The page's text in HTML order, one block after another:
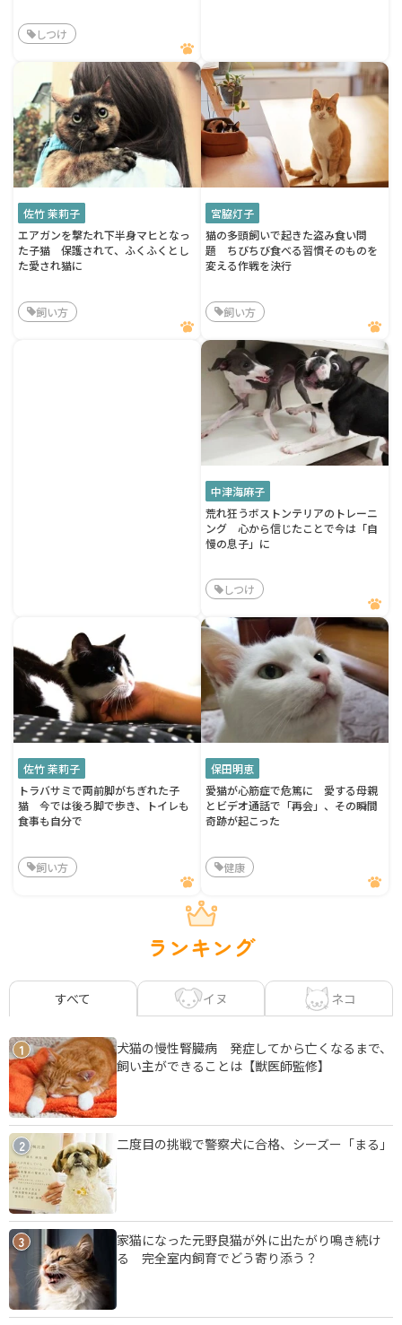
しつけ
佐竹 茉莉子
エアガンを撃たれ下半身マヒとなっ
た子猫 保護されて、ふくふくとし
た愛され猫に
飼い方
宮脇灯子
猫の多頭飼いで起きた盗み食い問
題 ちびちび食べる習慣そのものを
変える作戦を決行
飼い方
中津海麻子
荒れ狂うボストンテリアのトレーニ
ング 心から信じたことで今は「自
慢の息子」に
しつけ
佐竹 茉莉子
トラバサミで両前脚がちぎれた子
猫 今では後ろ脚で歩き、トイレも
食事も自分で
飼い方
保田明恵
愛猫が心筋症で危篤に 愛する母親
とビデオ通話で「再会」、その瞬間
奇跡が起こった
健康
ランキング
すべて イヌ ネコ
1
犬猫の慢性腎臓病 発症してから亡くなるまで、
飼い主ができることは【獣医師監修】
2 二度目の挑戦で警察犬に合格、シーズー「まる」
3
家猫になった元野良猫が外に出たがり鳴き続け
る 完全室内飼育でどう寄り添う？